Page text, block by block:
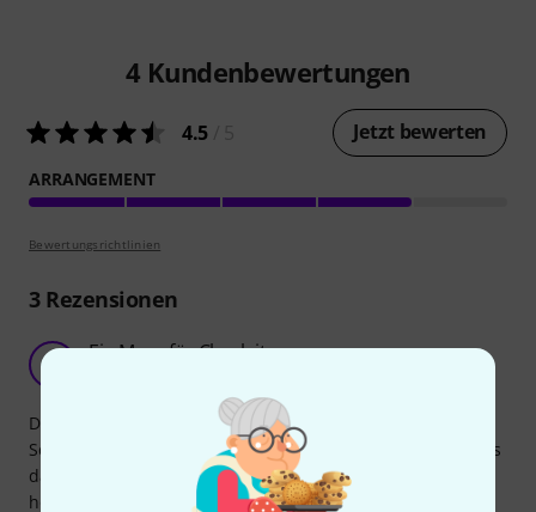
4 Kundenbewertungen
4.5 Jetzt bewerten
ARRANGEMENT
Bewertungsrichtlinien
3Rezensionen
Ein Muss für Chorleiter
Dieses Chorbuch ist sehr vielseitig. In angemessenem
Schwierigkeitsgrad ist für jeden und für jeden Anlass etwas
dabei. Die Sätze sind nicht zu schwer zu erlernen und
hören sich durchweg stimmig und angenehm an.